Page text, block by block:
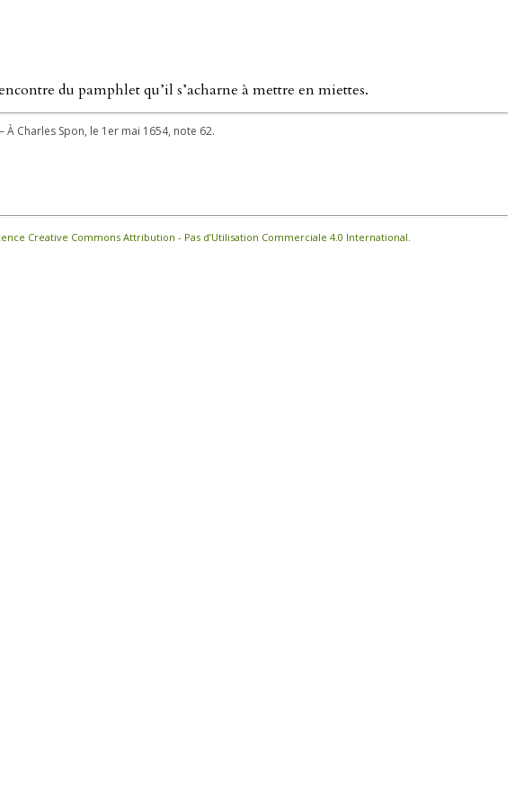
du pamphlet qu’il s’acharne à mettre en miettes.
Charles Spon, le 1er mai 1654, note 62.
Creative Commons Attribution - Pas d’Utilisation Commerciale 4.0 International.